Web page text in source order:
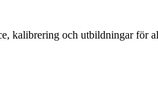
kalibrering och utbildningar för